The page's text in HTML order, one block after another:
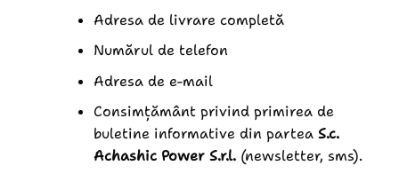
Adresa de livrare completă
Numărul de telefon
Adresa de e-mail
Consimțământ privind primirea de
buletine informative din parteaS.c.
Achashic Power S.r.l. (newsletter, sms).